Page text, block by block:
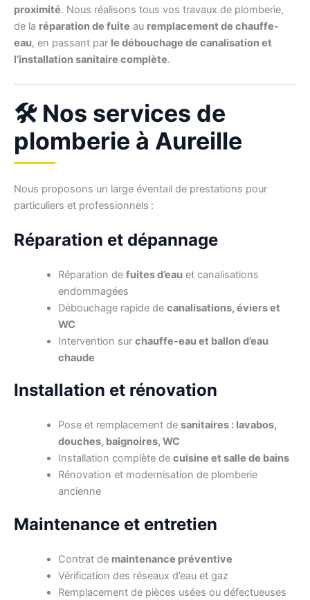
proximité. Nous réalisons tous vos travaux de plomberie,
de la réparation de fuite au remplacement de chauffe-
eau, en passant par le débouchage de canalisation et
l’installation sanitaire complète.
🛠️ Nos services de
plomberie à Aureille
Nous proposons un large éventail de prestations pour
particuliers et professionnels :
Réparation et dépannage
Réparation de fuites d’eau et canalisations
endommagées
Débouchage rapide de canalisations, éviers et
WC
Intervention sur chauffe-eau et ballon d’eau
chaude
Installation et rénovation
Pose et remplacement de sanitaires : lavabos,
douches, baignoires, WC
Installation complète de cuisine et salle de bains
Rénovation et modernisation de plomberie
ancienne
Maintenance et entretien
Contrat de maintenance préventive
Vérification des réseaux d’eau et gaz
Remplacement de pièces usées ou défectueuses